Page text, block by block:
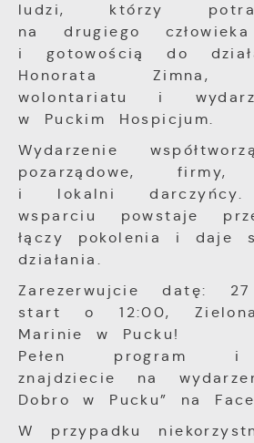
ludzi, którzy
na drugiego
i gotowością do
Honorata Zimna,
wolontariatu i
w Puckim Hospicjum.
Wydarzenie
pozarządowe, firmy,
i lokalni
wsparciu powstaje
łączy pokolenia i daje
działania.
Zarezerwujcie datę:
start o 12:00,
Marinie w Pucku!
Pełen program i
znajdziecie na
Dobro w Pucku” na
W przypadku